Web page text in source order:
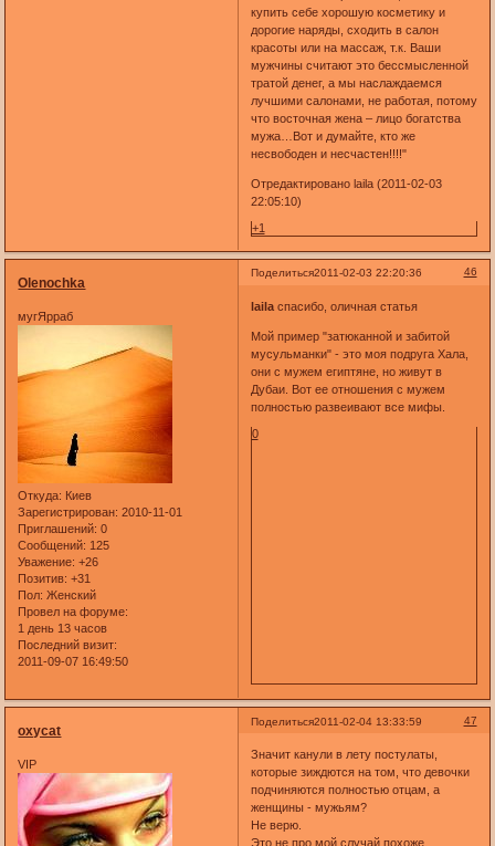
купить себе хорошую косметику и
дорогие наряды, сходить в салон
красоты или на массаж, т.к. Ваши
мужчины считают это бессмысленной
тратой денег, а мы наслаждаемся
лучшими салонами, не работая, потому
что восточная жена – лицо богатства
мужа…Вот и думайте, кто же
несвободен и несчастен!!!!"
Отредактировано laila (2011-02-03
22:05:10)
+1
Поделиться 46
2011-02-03 22:20:36
Olenochka
мугЯрраб
Откуда: Киев
Зарегистрирован: 2010-11-01
Приглашений: 0
Сообщений: 125
Уважение: +26
Позитив: +31
Пол: Женский
Провел на форуме:
1 день 13 часов
Последний визит:
2011-09-07 16:49:50
lailaспасибо, оличная статья
Мой пример "затюканной и забитой
мусульманки" - это моя подруга Хала,
они с мужем египтяне, но живут в
Дубаи. Вот ее отношения с мужем
полностью развеивают все мифы.
0
Поделиться 47
2011-02-04 13:33:59
oxycat
VIP
Значит канули в лету постулаты,
которые зиждются на том, что девочки
подчиняются полностью отцам, а
женщины - мужьям?
Не верю.
Это не про мой случай похоже.